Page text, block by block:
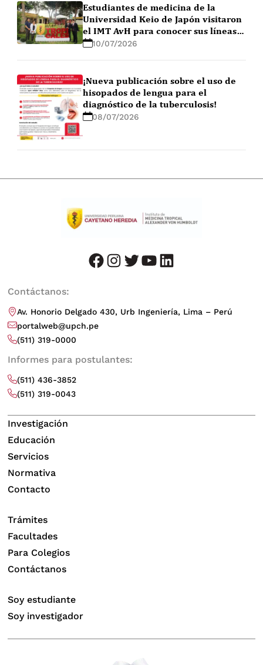
Estudiantes de medicina de la
Universidad Keio de Japón visitaron
el IMT AvH para conocer sus líneas
de investigación
10/07/2026
¡Nueva publicación sobre el uso de
hisopados de lengua para el
diagnóstico de la tuberculosis!
08/07/2026
facebook instagram twitter youtube LinkedIn
Contáctanos:
Av. Honorio Delgado 430, Urb Ingeniería, Lima – Perú
portalweb@upch.pe
(511) 319-0000
Informes para postulantes:
(511) 436-3852
(511) 319-0043
Investigación
Educación
Servicios
Normativa
Contacto
Trámites
Facultades
Para Colegios
Contáctanos
Soy estudiante
Soy investigador